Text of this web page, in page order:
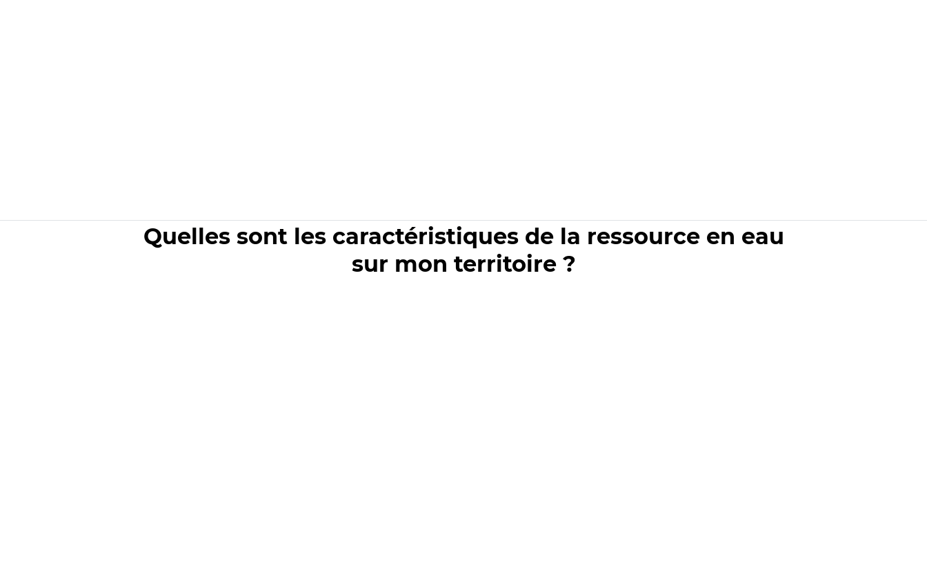
Quelles sont les caractéristiques de la ressource en eau
sur mon territoire ?